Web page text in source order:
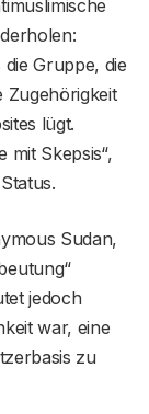
Gruppe, die
Zugehörigkeit
lügt.
mit Skepsis“,
Sudan,
jedoch
war, eine
zu